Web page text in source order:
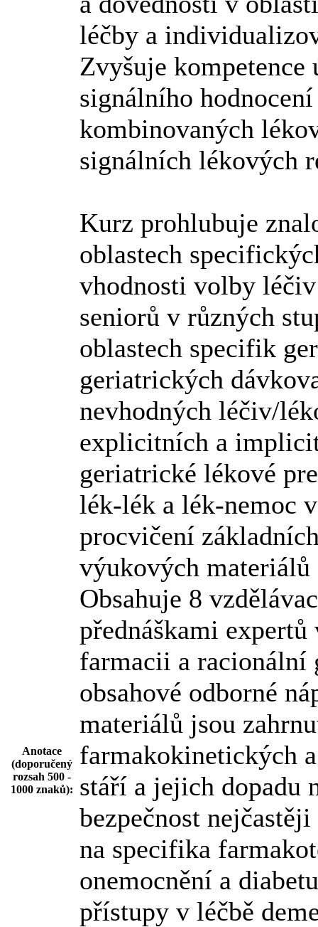
Anotace
(doporučený
rozsah 500 -
1000 znaků):
léčby a
Zvyšuje
signálního
kombinovaných
signálních lékových
Kurz prohlubuje
oblastech
vhodnosti volby
seniorů v různých
oblastech specifik
geriatrických
nevhodných léčiv/
explicitních a
geriatrické lékové
lék-lék a lék-nemoc
procvičení
výukových
Obsahuje 8
přednáškami
farmacii a racionální
obsahové odborné
materiálů jsou
farmakokinetických
stáří a jejich dopadu
bezpečnost
na specifika
onemocnění a
přístupy v léčbě